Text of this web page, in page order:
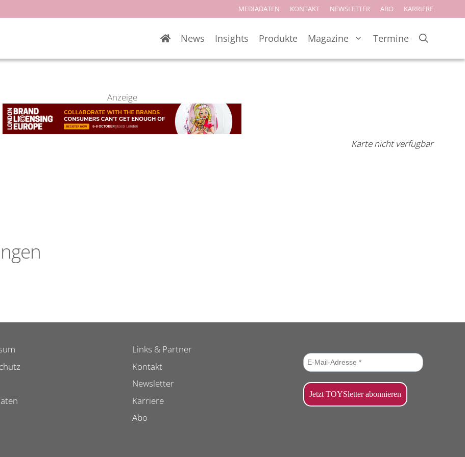
MEDIADATEN KONTAKT NEWSLETTER ABO KARRIERE
News Insights Produkte Magazine Termine
Anzeige
Karte nicht verfügbar
Links & Partner
Kontakt
Newsletter
Karriere
Abo